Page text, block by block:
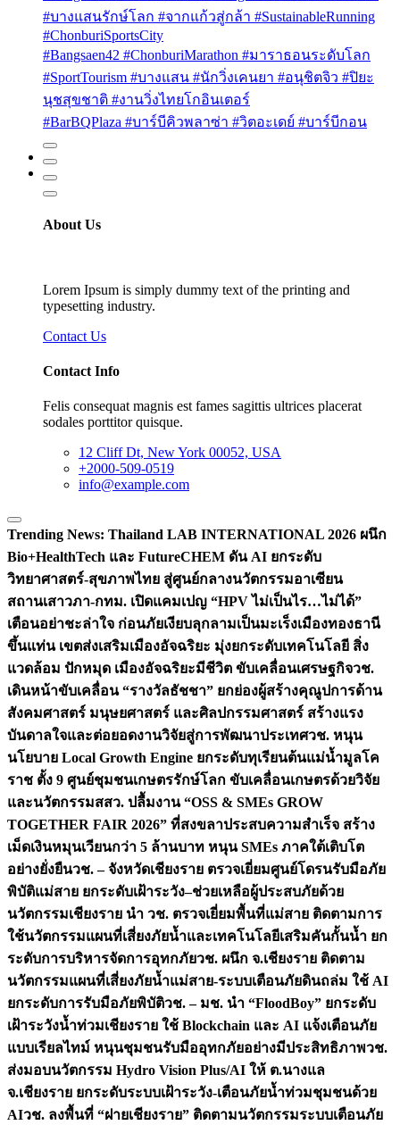
#บางแสนรักษ์โลก #จากแก้วสู่กล้า #SustainableRunning
#ChonburiSportsCity
#Bangsaen42 #ChonburiMarathon #มาราธอนระดับโลก
#SportTourism #บางแสน #นักวิ่งเคนยา #อนุชิตจิว #ปิยะ
นุชสุขชาติ #งานวิ่งไทยโกอินเตอร์
#BarBQPlaza #บาร์บีคิวพลาซ่า #วิตอะเดย์ #บาร์บีกอน
About Us
Lorem Ipsum is simply dummy text of the printing and
typesetting industry.
Contact Us
Contact Info
Felis consequat magnis est fames sagittis ultrices placerat
sodales porttitor quisque.
12 Cliff Dt, New York 00052, USA
+2000-509-0519
info@example.com
Trending News: Thailand LAB INTERNATIONAL 2026 ผนึก
Bio+HealthTech และ FutureCHEM ดัน AI ยกระดับ
วิทยาศาสตร์-สุขภาพไทย สู่ศูนย์กลางนวัตกรรมอาเซียน
สถานเสาวภา-กทม. เปิดแคมเปญ “HPV ไม่เป็นไร…ไม่ได้”
เตือนอย่าชะล่าใจ ก่อนภัยเงียบลุกลามเป็นมะเร็งเมืองทองธานี
ขึ้นแท่น เขตส่งเสริมเมืองอัจฉริยะ มุ่งยกระดับเทคโนโลยี สิ่ง
แวดล้อม ปักหมุด เมืองอัจฉริยะมีชีวิต ขับเคลื่อนเศรษฐกิจวช.
เดินหน้าขับเคลื่อน “รางวัลธัชชา” ยกย่องผู้สร้างคุณูปการด้าน
สังคมศาสตร์ มนุษยศาสตร์ และศิลปกรรมศาสตร์ สร้างแรง
บันดาลใจและต่อยอดงานวิจัยสู่การพัฒนาประเทศวช. หนุน
นโยบาย Local Growth Engine ยกระดับทุเรียนต้นแม่น้ำมูลโค
ราช ตั้ง 9 ศูนย์ชุมชนเกษตรรักษ์โลก ขับเคลื่อนเกษตรด้วยวิจัย
และนวัตกรรมสสว. ปลื้มงาน “OSS & SMEs GROW
TOGETHER FAIR 2026” ที่สงขลาประสบความสำเร็จ สร้าง
เม็ดเงินหมุนเวียนกว่า 5 ล้านบาท หนุน SMEs ภาคใต้เติบโต
อย่างยั่งยืนวช. – จังหวัดเชียงราย ตรวจเยี่ยมศูนย์โดรนรับมือภัย
พิบัติแม่สาย ยกระดับเฝ้าระวัง–ช่วยเหลือผู้ประสบภัยด้วย
นวัตกรรมเชียงราย นำ วช. ตรวจเยี่ยมพื้นที่แม่สาย ติดตามการ
ใช้นวัตกรรมแผนที่เสี่ยงภัยน้ำและเทคโนโลยีเสริมคันกั้นน้ำ ยก
ระดับการบริหารจัดการอุทกภัยวช. ผนึก จ.เชียงราย ติดตาม
นวัตกรรมแผนที่เสี่ยงภัยน้ำแม่สาย-ระบบเตือนภัยดินถล่ม ใช้ AI
ยกระดับการรับมือภัยพิบัติวช. – มช. นำ “FloodBoy” ยกระดับ
เฝ้าระวังน้ำท่วมเชียงราย ใช้ Blockchain และ AI แจ้งเตือนภัย
แบบเรียลไทม์ หนุนชุมชนรับมืออุทกภัยอย่างมีประสิทธิภาพวช.
ส่งมอบนวัตกรรม Hydro Vision Plus/AI ให้ ต.นางแล
จ.เชียงราย ยกระดับระบบเฝ้าระวัง-เตือนภัยน้ำท่วมชุมชนด้วย
AIวช. ลงพื้นที่ “ฝายเชียงราย” ติดตามนวัตกรรมระบบเตือนภัย